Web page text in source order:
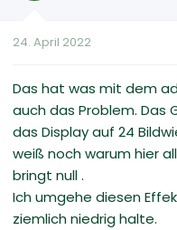
24. April 2022
Das hat was mit dem
auch das Problem. Das
das Display auf 24
weiß noch warum hier
bringt null .
Ich umgehe diesen
ziemlich niedrig halte.